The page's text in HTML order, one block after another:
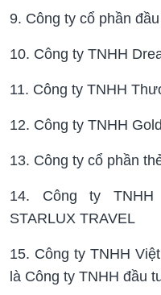
9. Công ty cổ phần
10. Công ty TNHH
11. Công ty TNHH
12. Công ty TNHH
13. Công ty cổ phần
14. Công ty
STARLUX TRAVEL
15. Công ty TNHH
là Công ty TNHH đầu